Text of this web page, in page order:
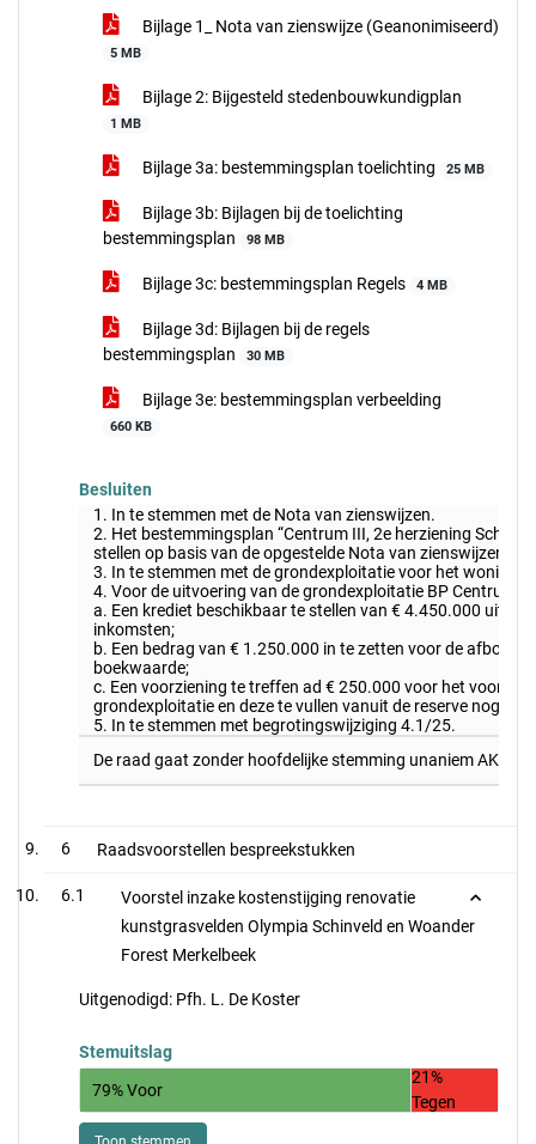
Bijlage 1_ Nota van zienswijze (Geanonimiseerd)
5 MB
Bijlage 2: Bijgesteld stedenbouwkundigplan
1 MB
Bijlage 3a: bestemmingsplan toelichting 25 MB
Bijlage 3b: Bijlagen bij de toelichting
bestemmingsplan
98 MB
Bijlage 3c: bestemmingsplan Regels 4 MB
Bijlage 3d: Bijlagen bij de regels
bestemmingsplan
30 MB
Bijlage 3e: bestemmingsplan verbeelding
660 KB
Besluiten
1. In te stemmen met de Nota van zienswijzen.
2. Het bestemmingsplan “Centrum III, 2e herziening
stellen op basis van de opgestelde Nota van zienswijzen.
3. In te stemmen met de grondexploitatie voor het
4. Voor de uitvoering van de grondexploitatie BP
a. Een krediet beschikbaar te stellen van € 4.450.000
inkomsten;
b. Een bedrag van € 1.250.000 in te zetten voor de
boekwaarde;
c. Een voorziening te treffen ad € 250.000 voor het
grondexploitatie en deze te vullen vanuit de reserve nog te
5. In te stemmen met begrotingswijziging 4.1/25.
De raad gaat zonder hoofdelijke stemming unaniem
6 Raadsvoorstellen bespreekstukken
6.1
Voorstel inzake kostenstijging renovatie
kunstgrasvelden Olympia Schinveld en Woander
Forest Merkelbeek
Uitgenodigd: Pfh. L. De Koster
Stemuitslag
79% Voor
21%
Tegen